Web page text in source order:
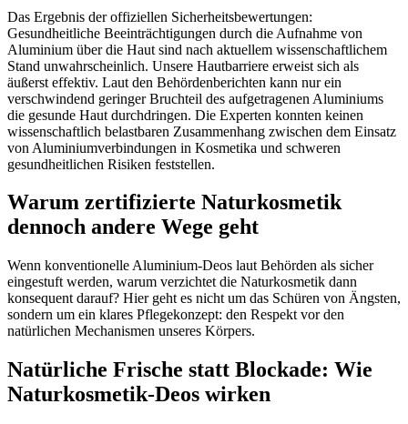
Das Ergebnis der offiziellen Sicherheitsbewertungen:
Gesundheitliche Beeinträchtigungen durch die Aufnahme von
Aluminium über die Haut sind nach aktuellem wissenschaftlichem
Stand unwahrscheinlich. Unsere Hautbarriere erweist sich als
äußerst effektiv. Laut den Behördenberichten kann nur ein
verschwindend geringer Bruchteil des aufgetragenen Aluminiums
die gesunde Haut durchdringen. Die Experten konnten keinen
wissenschaftlich belastbaren Zusammenhang zwischen dem Einsatz
von Aluminiumverbindungen in Kosmetika und schweren
gesundheitlichen Risiken feststellen.
Warum zertifizierte Naturkosmetik
dennoch andere Wege geht
Wenn konventionelle Aluminium-Deos laut Behörden als sicher
eingestuft werden, warum verzichtet die Naturkosmetik dann
konsequent darauf? Hier geht es nicht um das Schüren von Ängsten,
sondern um ein klares Pflegekonzept: den Respekt vor den
natürlichen Mechanismen unseres Körpers.
Natürliche Frische statt Blockade: Wie
Naturkosmetik-Deos wirken